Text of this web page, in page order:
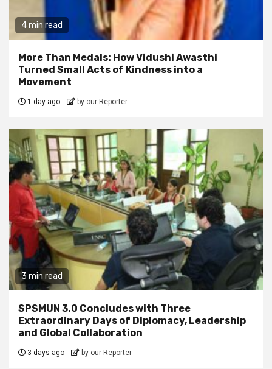
4 min read
More Than Medals: How Vidushi Awasthi
Turned Small Acts of Kindness into a
Movement
1 day ago by our Reporter
3 min read
SPSMUN 3.0 Concludes with Three
Extraordinary Days of Diplomacy, Leadership
and Global Collaboration
3 days ago by our Reporter